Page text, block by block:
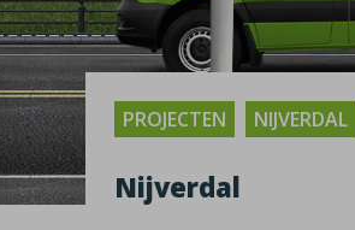
PROJECTEN NIJVERDAL
Nijverdal